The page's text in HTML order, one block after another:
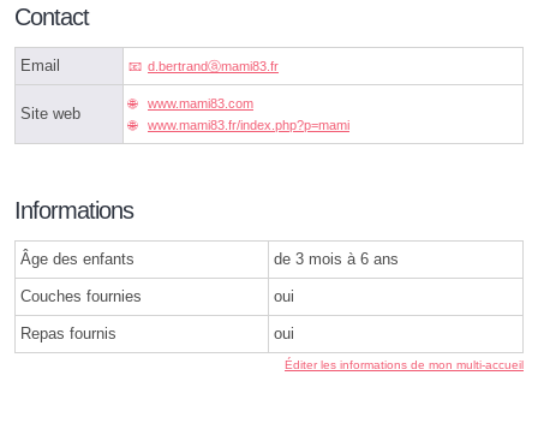
Contact
Email d.bertrandⓐmami83.fr
Site web
www.mami83.com
www.mami83.fr/index.php?p=mami
Informations
Âge des enfants de 3 mois à 6 ans
Couches fournies oui
Repas fournis oui
Éditer les informations de mon multi-accueil